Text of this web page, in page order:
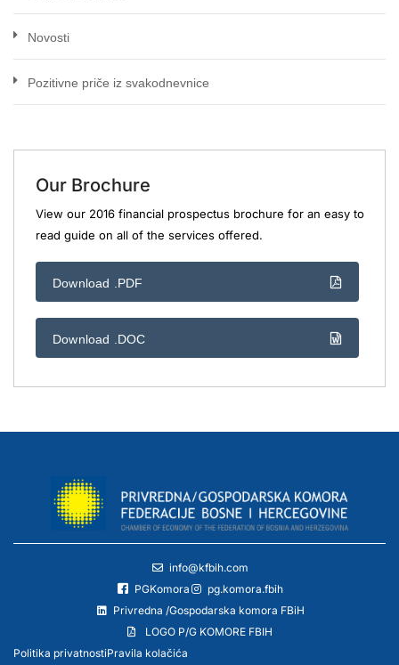
Novosti
Pozitivne priče iz svakodnevnice
Our Brochure
View our 2016 financial prospectus brochure for an easy to
read guide on all of the services offered.
Download .PDF
Download .DOC
info@kfbih.com
PGKomora
pg.komora.fbih
Privredna /Gospodarska komora FBiH
LOGO P/G KOMORE FBIH
Politika privatnostiPravila kolačića